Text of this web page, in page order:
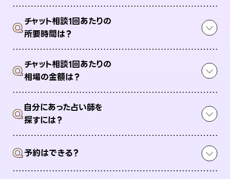
Qチャット相談1回あたりの
所要時間は？
Qチャット相談1回あたりの
相場の金額は？
Q自分にあった占い師を
探すには？
Q予約はできる？